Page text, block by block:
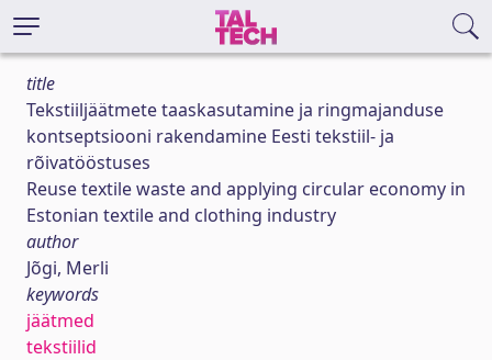
title
Tekstiiljäätmete taaskasutamine ja ringmajanduse
kontseptsiooni rakendamine Eesti tekstiil- ja
rõivatööstuses
Reuse textile waste and applying circular economy in
Estonian textile and clothing industry
author
Jõgi, Merli
keywords
jäätmed
tekstiilid